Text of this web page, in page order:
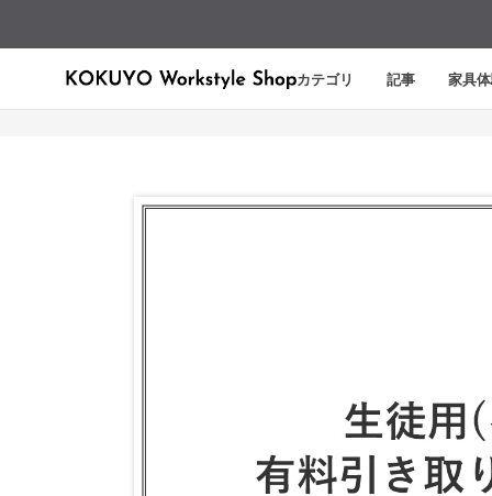
カテゴリ 記事 家具